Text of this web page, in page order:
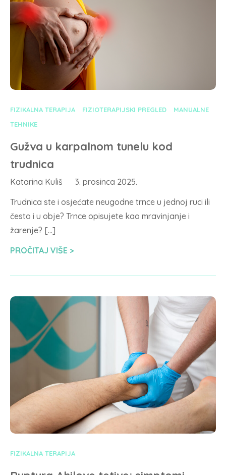
FIZIKALNA TERAPIJA FIZIOTERAPIJSKI PREGLED
MANUALNE
TEHNIKE
Gužva u karpalnom tunelu kod
trudnica
Katarina Kuliš
3. prosinca 2025.
Trudnica ste i osjećate neugodne trnce u jednoj ruci ili
često i u obje? Trnce opisujete kao mravinjanje i
žarenje? […]
PROČITAJ VIŠE
FIZIKALNA TERAPIJA